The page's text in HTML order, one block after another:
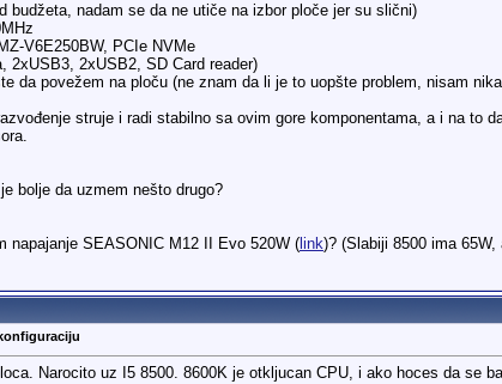
budžeta, nadam se da ne utiče na izbor ploče jer su slični)
V6E250BW, PCIe NVMe
2xUSB3, 2xUSB2, SD Card reader)
da povežem na ploču (ne znam da li je to uopšte problem, nisam
struje i radi stabilno sa ovim gore komponentama, a i na to
bolje da uzmem nešto drugo?
napajanje SEASONIC M12 II Evo 520W (link)? (Slabiji 8500 ima
Narocito uz I5 8500. 8600K je otkljucan CPU, i ako hoces da se